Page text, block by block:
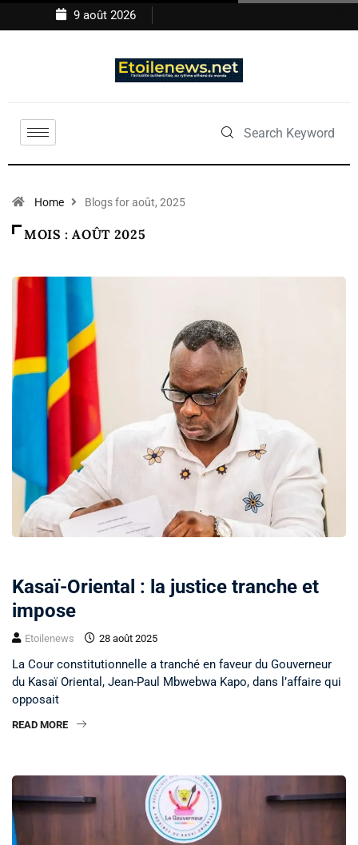
9 août 2026
Home Blogs for août, 2025
MOIS :AOÛT 2025
Kasaï-Oriental : la justice tranche et
impose
Etoilenews 28 août 2025
La Cour constitutionnelle a tranché en faveur du Gouverneur
du Kasaï Oriental, Jean-Paul Mbwebwa Kapo, dans l’affaire qui
opposait
READ MORE